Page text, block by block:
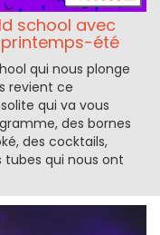
school avec
été
qui nous plonge
revient ce
qui va vous
des bornes
des cocktails,
qui nous ont